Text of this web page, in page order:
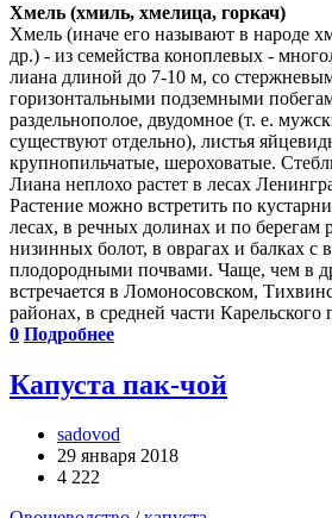
Хмель (хмиль, хмелица, горкач)
Хмель (иначе его называют в народе
др.) - из семейства коноплевых -
лиана длиной до 7-10 м, со
горизонтальными подземными
раздельнополое, двудомное (т. е.
существуют отдельно), листья
крупнопильчатые, шероховатые.
Лиана неплохо растет в лесах
Растение можно встретить по
лесах, в речных долинах и по берегам
низинных болот, в оврагах и балках с
плодородными почвами. Чаще, чем в
встречается в Ломоносовском,
районах, в средней части Карельского
0 Подробнее
Капуста пак-чой
sadovod
29 января 2018
4 222